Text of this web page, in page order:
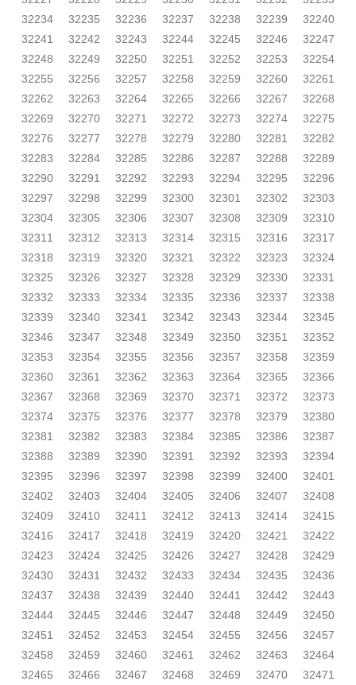
32234
32235 32236 32237 32238 32239
32240
32241
32242 32243 32244 32245 32246
32247
32248
32249 32250 32251 32252 32253
32254
32255
32256 32257 32258 32259 32260
32261
32262
32263 32264 32265 32266 32267
32268
32269
32270 32271 32272 32273 32274
32275
32276
32277 32278 32279 32280 32281
32282
32283
32284 32285 32286 32287 32288
32289
32290
32291 32292 32293 32294 32295
32296
32297
32298 32299 32300 32301 32302
32303
32304
32305 32306 32307 32308 32309
32310
32311
32312 32313 32314 32315 32316
32317
32318
32319 32320 32321 32322 32323
32324
32325
32326 32327 32328 32329 32330
32331
32332
32333 32334 32335 32336 32337
32338
32339
32340 32341 32342 32343 32344
32345
32346
32347 32348 32349 32350 32351
32352
32353
32354 32355 32356 32357 32358
32359
32360
32361 32362 32363 32364 32365
32366
32367
32368 32369 32370 32371 32372
32373
32374
32375 32376 32377 32378 32379
32380
32381
32382 32383 32384 32385 32386
32387
32388
32389 32390 32391 32392 32393
32394
32395
32396 32397 32398 32399 32400
32401
32402
32403 32404 32405 32406 32407
32408
32409
32410 32411 32412 32413 32414
32415
32416
32417 32418 32419 32420 32421
32422
32423
32424 32425 32426 32427 32428
32429
32430
32431 32432 32433 32434 32435
32436
32437
32438 32439 32440 32441 32442
32443
32444
32445 32446 32447 32448 32449
32450
32451
32452 32453 32454 32455 32456
32457
32458
32459 32460 32461 32462 32463
32464
32465
32466 32467 32468 32469 32470
32471